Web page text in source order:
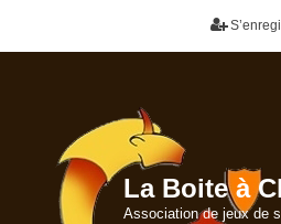
La Boite à
Association de jeux de